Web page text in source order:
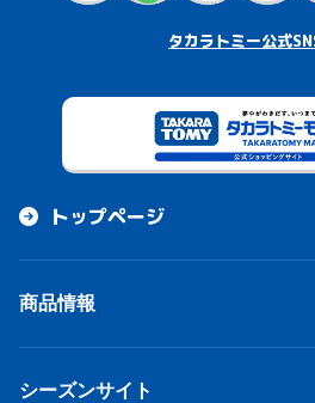
タカラトミー公式
トップページ
商品情報
シーズンサイト